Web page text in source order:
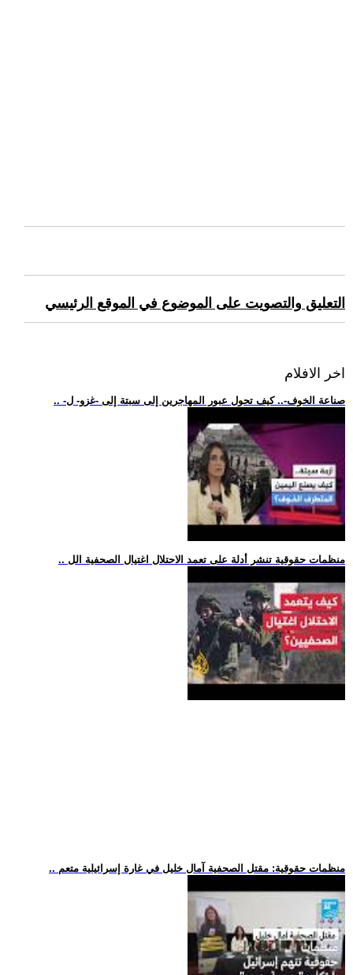
التعليق والتصويت على الموضوع في الموقع الرئيسي
اخر الافلام
.. -صناعة الخوف-.. كيف تحول عبور المهاجرين إلى سبتة إلى -غزو- ل
.. منظمات حقوقية تنشر أدلة على تعمد الاحتلال اغتيال الصحفية الل
.. منظمات حقوقية: مقتل الصحفية آمال خليل في غارة إسرائيلية متعم